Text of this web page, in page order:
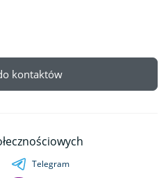
kontaktów
Telegram